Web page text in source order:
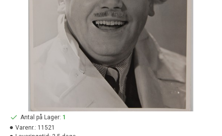
Antal på Lager: 1
Varenr.: 11521